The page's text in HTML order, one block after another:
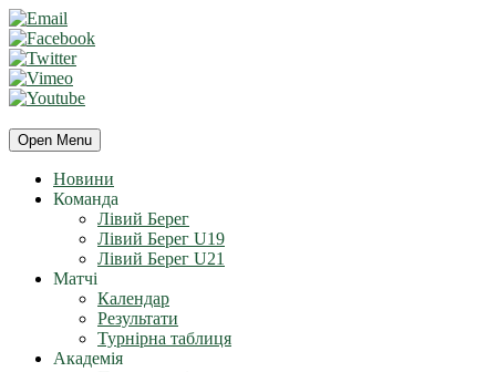
Open Menu
Новини
Команда
Лівий Берег
Лівий Берег U19
Лівий Берег U21
Матчі
Календар
Результати
Турнірна таблиця
Академія